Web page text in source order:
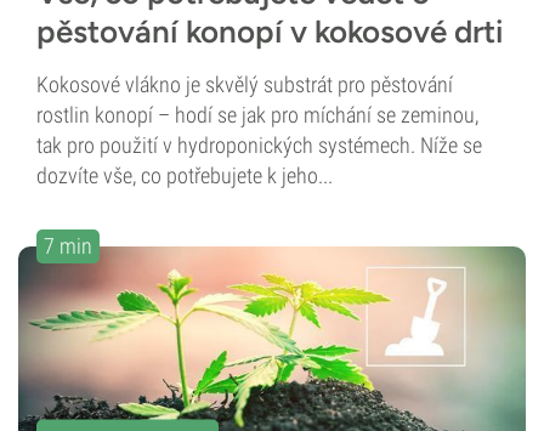
pěstování konopí v kokosové drti
Kokosové vlákno je skvělý substrát pro pěstování
rostlin konopí – hodí se jak pro míchání se zeminou,
tak pro použití v hydroponických systémech. Níže se
dozvíte vše, co potřebujete k jeho...
7 min